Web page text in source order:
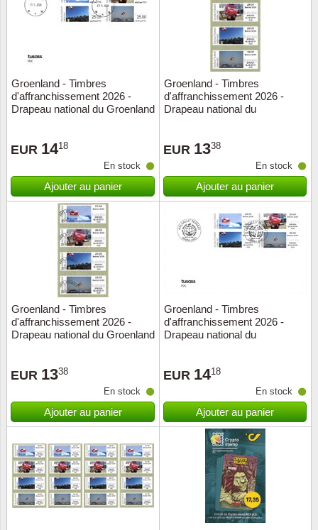
Groenland - Timbres
d'affranchissement 2026 -
Drapeau national du Groenland
EUR 1418
En stock
Ajouter au panier
Groenland - Timbres
d'affranchissement 2026 -
Drapeau national du
EUR 1338
En stock
Ajouter au panier
Groenland - Timbres
d'affranchissement 2026 -
Drapeau national du Groenland
EUR 1338
En stock
Ajouter au panier
Groenland - Timbres
d'affranchissement 2026 -
Drapeau national du
EUR 1418
En stock
Ajouter au panier